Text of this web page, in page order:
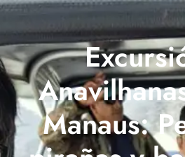
Manaus: